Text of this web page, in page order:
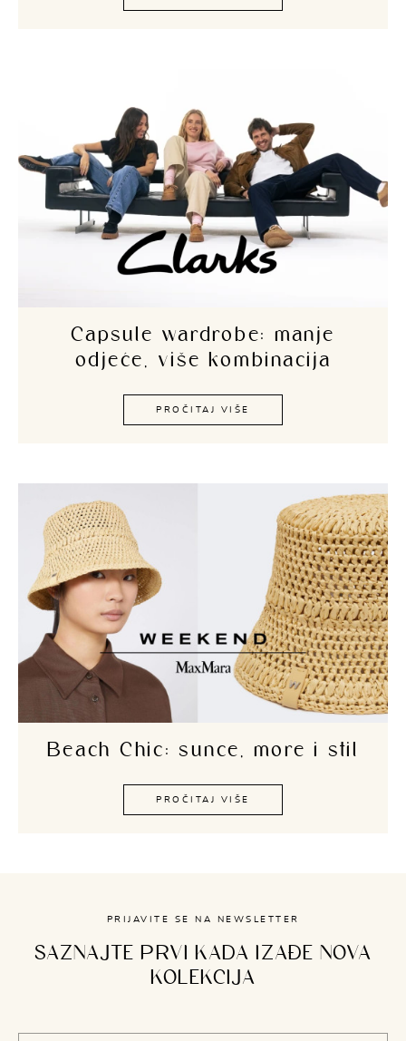
Capsule wardrobe: manje
odjeće, više kombinacija
PROČITAJ VIŠE
Beach Chic: sunce, more i stil
PROČITAJ VIŠE
PRIJAVITE SE NA NEWSLETTER
SAZNAJTE PRVI KADA IZAĐE NOVA
KOLEKCIJA